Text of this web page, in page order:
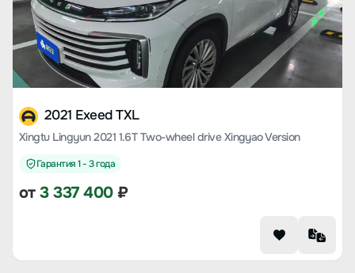
2021 Exeed TXL
Xingtu Lingyun 2021 1.6T Two-wheel drive Xingyao Version
Гарантия 1 - 3 года
от3 337 400₽